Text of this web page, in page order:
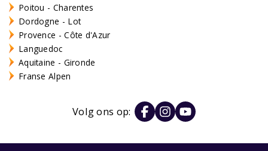
Poitou - Charentes
Dordogne - Lot
Provence - Côte d'Azur
Languedoc
Aquitaine - Gironde
Franse Alpen
Volg ons op: